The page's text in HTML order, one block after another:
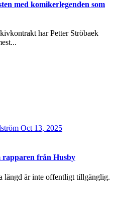
med komikerlegenden som
Oct 13, 2025
rapparen från Husby